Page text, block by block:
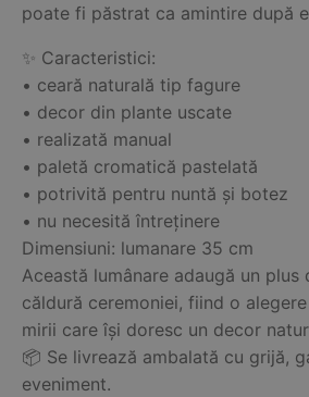
poate fi păstrat ca amintire după
✨ Caracteristici:
• ceară naturală tip fagure
• decor din plante uscate
• realizată manual
• paletă cromatică pastelată
• potrivită pentru nuntă și botez
• nu necesită întreținere
Dimensiuni: lumanare 35 cm
Această lumânare adaugă un
căldură ceremoniei, fiind o
mirii care își doresc un decor
📦 Se livrează ambalată cu grijă,
eveniment.